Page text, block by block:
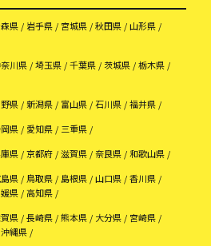
県 岩手県 宮城県 秋田県
山形県
川県 埼玉県 千葉県 茨城県
栃木県
県 新潟県 富山県 石川県
福井県
県 愛知県
三重県
県 京都府 滋賀県 奈良県
和歌山県
県 鳥取県 島根県 山口県
香川県
県
高知県
県 長崎県 熊本県 大分県
宮崎県
沖縄県